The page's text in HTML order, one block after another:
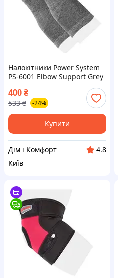
Налокітники Power System
PS-6001 Elbow Support Grey
400₴
533 ₴ -24%
Купити
Дім і Комфорт
4.8
Київ